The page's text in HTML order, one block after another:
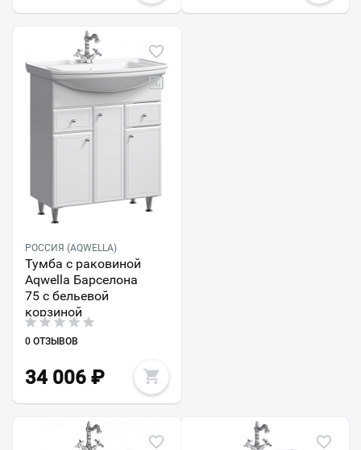
РОССИЯ (AQWELLA)
Тумба с раковиной
Aqwella Барселона
75 с бельевой
корзиной
0 ОТЗЫВОВ
34 006 ₽